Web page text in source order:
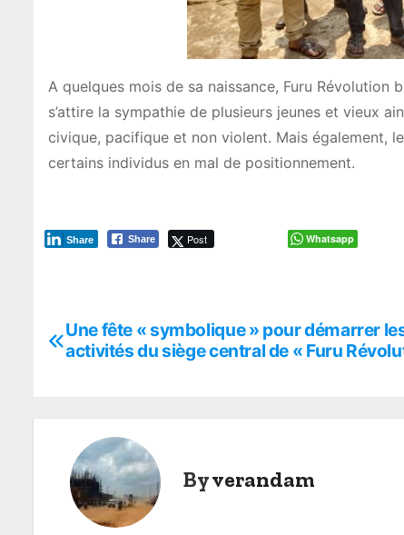
A quelques mois de sa naissance, Furu
s’attire la sympathie de plusieurs jeunes et vieux
civique, pacifique et non violent. Mais également,
certains individus en mal de positionnement.
Share Post
Share Whatsapp
o
Une fête « symbolique » pour démarrer
activités du siège central de « Furu
Byverandam